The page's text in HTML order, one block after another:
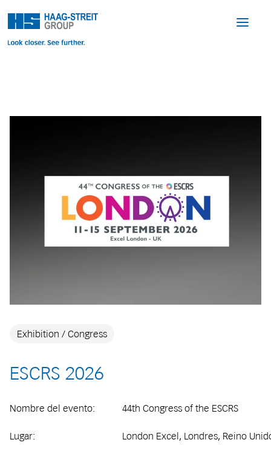
Exhibition / Congress
ESCRS 2026
Nombre del evento: 44th Congress of the ESCRS
Lugar: London Excel, Londres, Reino